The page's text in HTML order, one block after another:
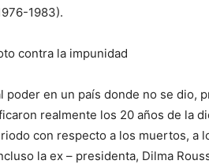
1983).
contra la impunidad
poder en un país donde no se dio,
realmente los 20 años de la
con respecto a los muertos, a
la ex – presidenta, Dilma